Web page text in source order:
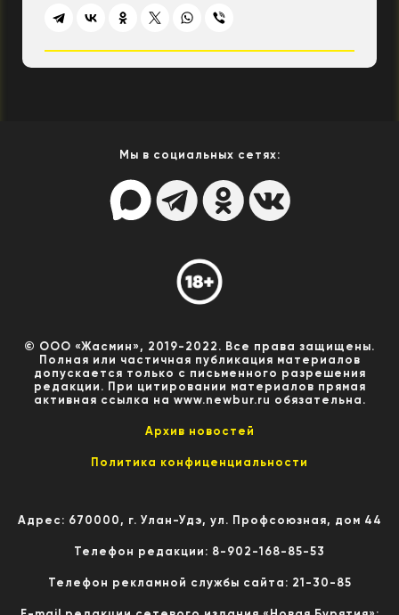
Мы в социальных сетях:
© ООО «Жасмин», 2019-2022. Все права защищены.
Полная или частичная публикация материалов
допускается только с письменного разрешения
редакции. При цитировании материалов прямая
активная ссылка на www.newbur.ru обязательна.
Архив новостей
Политика конфиценциальности
Адрес: 670000, г. Улан-Удэ, ул. Профсоюзная, дом 44
Телефон редакции: 8-902-168-85-53
Телефон рекламной службы сайта: 21-30-85